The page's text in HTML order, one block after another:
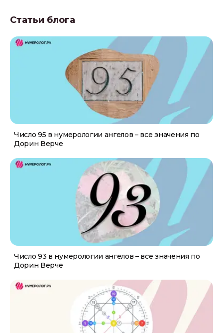
Статьи блога
Число 95 в нумерологии ангелов – все значения по
Дорин Верче
Число 93 в нумерологии ангелов – все значения по
Дорин Верче